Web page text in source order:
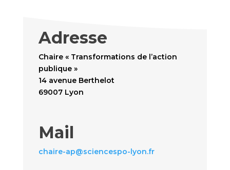
Adresse
Chaire « Transformations de l’action
publique »
14 avenue Berthelot
69007 Lyon
Mail
chaire-ap@sciencespo-lyon.fr